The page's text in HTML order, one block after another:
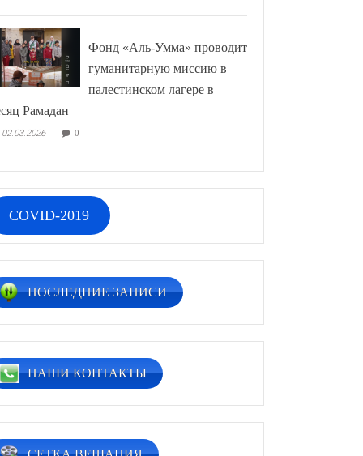
Фонд «Аль-Умма» проводит
гуманитарную миссию в
палестинском лагере в
Рамадан
02.03.2026 0
COVID-2019
ПОСЛЕДНИЕ ЗАПИСИ
НАШИ КОНТАКТЫ